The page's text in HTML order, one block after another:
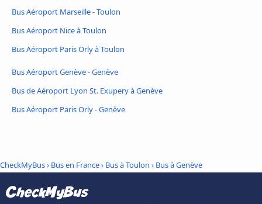
Bus Aéroport Marseille - Toulon
Bus Aéroport Nice à Toulon
Bus Aéroport Paris Orly à Toulon
Bus Aéroport Genève - Genève
Bus de Aéroport Lyon St. Exupery à Genève
Bus Aéroport Paris Orly - Genève
CheckMyBus› Bus en France› Bus à Toulon › Bus à Genève